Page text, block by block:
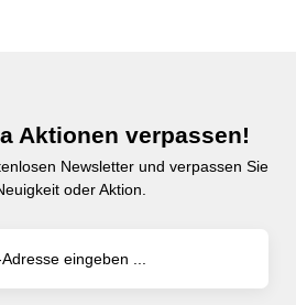
Aktionen verpassen!
Newsletter und verpassen Sie
oder Aktion.